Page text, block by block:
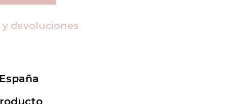
devoluciones